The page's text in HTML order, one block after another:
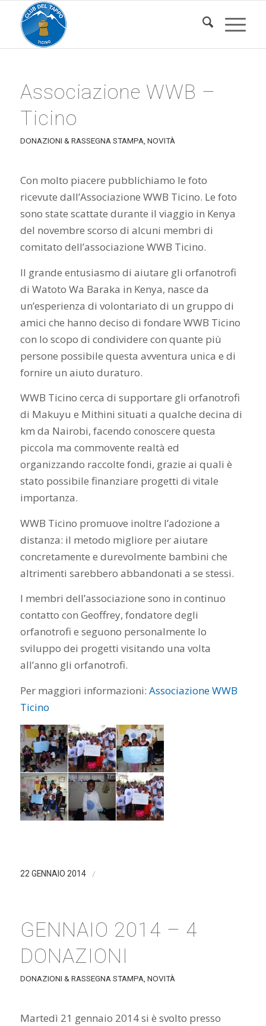
Associazione WWB –
Ticino
DONAZIONI & RASSEGNA STAMPA NOVITÀ
Con molto piacere pubblichiamo le foto
ricevute dall’Associazione WWB Ticino. Le foto
sono state scattate durante il viaggio in Kenya
del novembre scorso di alcuni membri di
comitato dell’associazione WWB Ticino.
Il grande entusiasmo di aiutare gli orfanotrofi
di Watoto Wa Baraka in Kenya, nasce da
un’esperienza di volontariato di un gruppo di
amici che hanno deciso di fondare WWB Ticino
con lo scopo di condividere con quante più
persone possibile questa avventura unica e di
fornire un aiuto duraturo.
WWB Ticino cerca di supportare gli orfanotrofi
di Makuyu e Mithini situati a qualche decina di
km da Nairobi, facendo conoscere questa
piccola ma commovente realtà ed
organizzando raccolte fondi, grazie ai quali è
stato possibile finanziare progetti di vitale
importanza.
WWB Ticino promuove inoltre l’adozione a
distanza: il metodo migliore per aiutare
concretamente e durevolmente bambini che
altrimenti sarebbero abbandonati a se stessi.
I membri dell’associazione sono in continuo
contatto con Geoffrey, fondatore degli
orfanotrofi e seguono personalmente lo
sviluppo dei progetti visitando una volta
all’anno gli orfanotrofi.
Per maggiori informazioni: Associazione WWB
Ticino
22 GENNAIO 2014 /
GENNAIO 2014 – 4
DONAZIONI
DONAZIONI & RASSEGNA STAMPA NOVITÀ
Martedì 21 gennaio 2014 si è svolto presso